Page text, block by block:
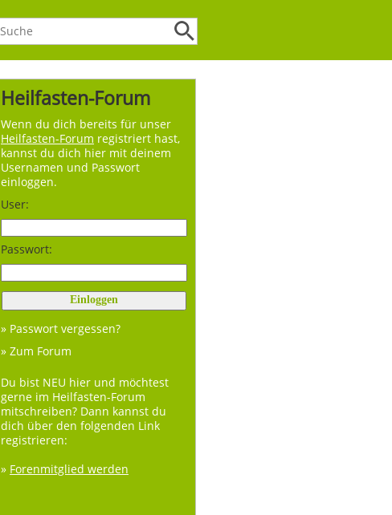
Heilfasten-Forum
Wenn du dich bereits für unser
Heilfasten-Forum registriert hast,
kannst du dich hier mit deinem
Usernamen und Passwort
einloggen.
User:
Passwort:
» Passwort vergessen?
» Zum Forum
Du bist NEU hier und möchtest
gerne im Heilfasten-Forum
mitschreiben? Dann kannst du
dich über den folgenden Link
registrieren:
» Forenmitglied werden